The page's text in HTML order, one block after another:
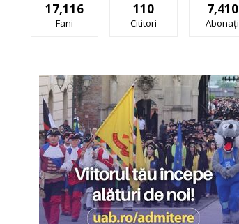
17,116
Fani
110
Cititori
7,410
Abonați